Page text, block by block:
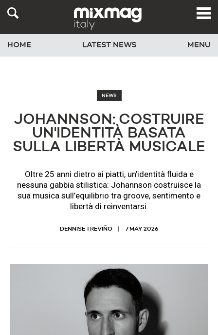
HOME LATEST NEWS MENU
NEWS
JOHANNSON: COSTRUIRE
UN'IDENTITÀ BASATA
SULLA LIBERTÀ MUSICALE
Oltre 25 anni dietro ai piatti, un’identità fluida e
nessuna gabbia stilistica: Johannson costruisce la
sua musica sull’equilibrio tra groove, sentimento e
libertà di reinventarsi.
DENNISE TREVIÑO 7 MAY 2026